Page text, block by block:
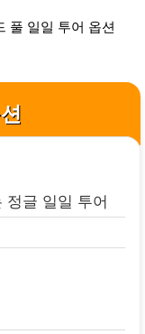
풀 일일 투어 옵션
정글 일일 투어